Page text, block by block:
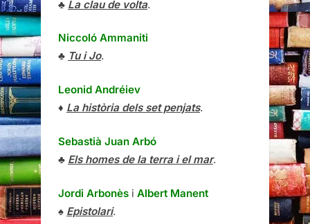
♣ La clau de volta.
Niccoló Ammaniti
♣ Tu i Jo.
Leonid Andréiev
♦ La història dels set penjats.
Sebastià Juan Arbó
♣ Els homes de la terra i el mar.
Jordi Arbonès i Albert Manent
♠ Epistolari.